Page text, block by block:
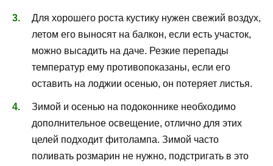
Для хорошего роста кустику нужен свежий воздух,
летом его выносят на балкон, если есть участок,
можно высадить на даче. Резкие перепады
температур ему противопоказаны, если его
оставить на лоджии осенью, он потеряет листья.
Зимой и осенью на подоконнике необходимо
дополнительное освещение, отлично для этих
целей подходит фитолампа. Зимой часто
поливать розмарин не нужно, подстригать в это